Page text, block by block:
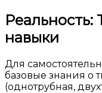
Реальность:
навыки
Для
базовые знания о
(однотрубная,